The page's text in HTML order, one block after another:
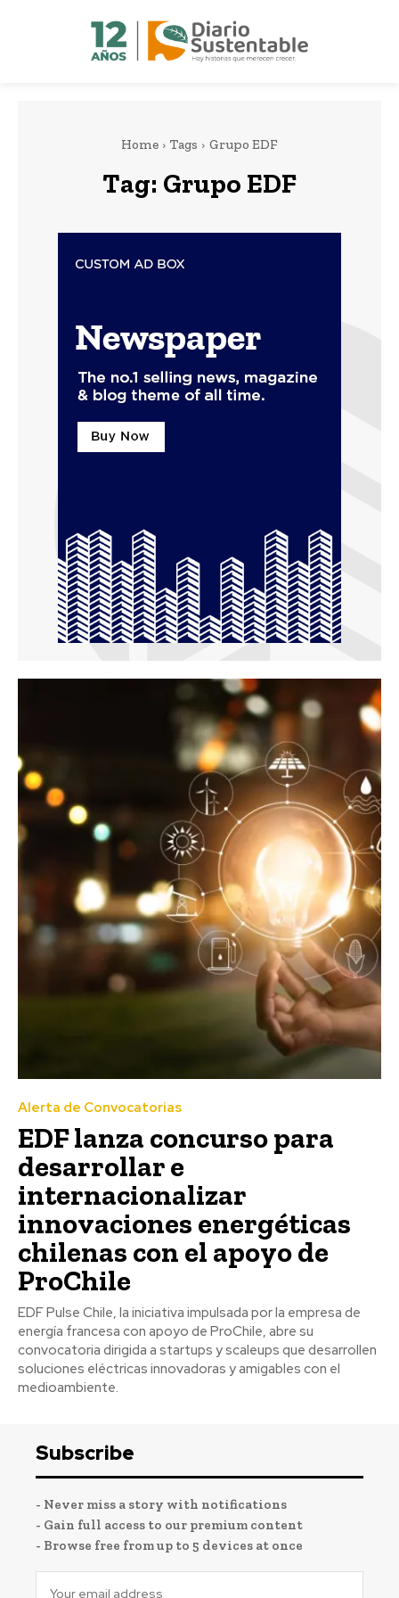
Home Tags Grupo EDF
Tag: Grupo EDF
Alerta de Convocatorias
EDF lanza concurso para
desarrollar e
internacionalizar
innovaciones energéticas
chilenas con el apoyo de
ProChile
EDF Pulse Chile, la iniciativa impulsada por la empresa de
energía francesa con apoyo de ProChile, abre su
convocatoria dirigida a startups y scaleups que desarrollen
soluciones eléctricas innovadoras y amigables con el
medioambiente.
Subscribe
- Never miss a story with notifications
- Gain full access to our premium content
- Browse free from up to 5 devices at once